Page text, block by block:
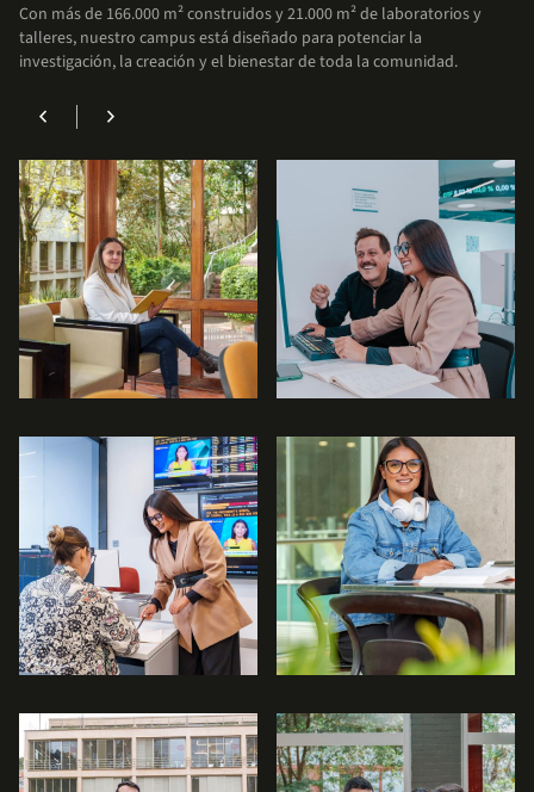
enfocarte en lo más importante: tu formación
académica.
Con más de 166.000 m² construidos y 21.000 m² de laboratorios y
talleres, nuestro campus está diseñado para potenciar la
investigación, la creación y el bienestar de toda la comunidad.
chevron_left chevron_right